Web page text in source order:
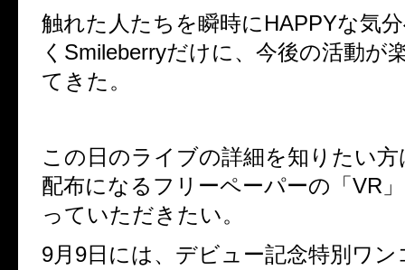
触れた人たちを瞬時にHAPPYな気
くSmileberryだけに、今後の活動が
てきた。
この日のライブの詳細を知りたい
配布になるフリーペーパーの「VR
っていただきたい。
9月9日には、デビュー記念特別ワ